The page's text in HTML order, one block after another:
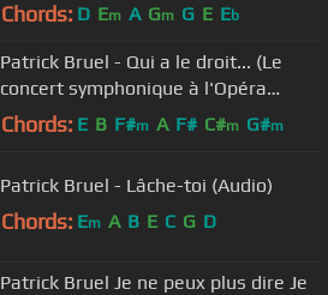
Chords: D Em A Gm G E Eb
Patrick Bruel - Qui a le droit... (Le
concert symphonique à l'Opéra
Garnier 2015)
Chords: E B F#m A F# C#m G#m
Patrick Bruel - Lâche-toi (Audio)
Chords: Em A B E C G D
Patrick Bruel Je ne peux plus dire Je